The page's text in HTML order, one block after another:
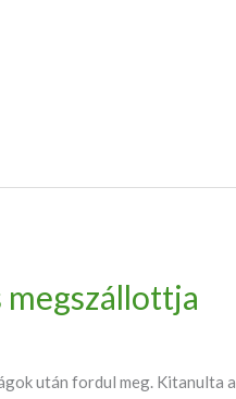
megszállottja
után fordul meg. Kitanulta